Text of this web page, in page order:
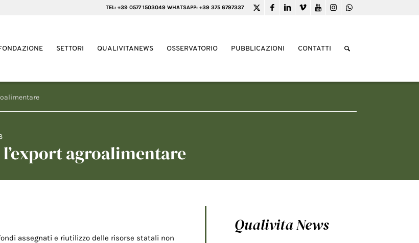
TEL: +39 0577 1503049 WHATSAPP: +39 375 6797337
SETTORI QUALIVITANEWS OSSERVATORIO PUBBLICAZIONI CONTATTI
agroalimentare
assegnati e riutilizzo delle risorse statali non
Qualivita News